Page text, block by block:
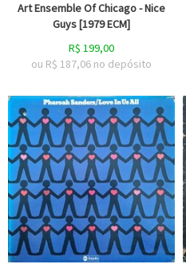
Art Ensemble Of Chicago - Nice
Guys [1979 ECM]
R$ 199,00
ou R$ 187,06 no depósito